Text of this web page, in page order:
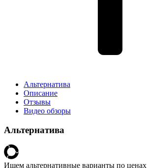
Альтернатива
Описание
Отзывы
Видео обзоры
Альтернатива
Ищем альтернативные варианты по ценах